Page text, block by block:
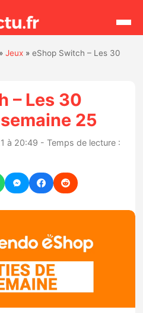
»Jeux »eShop Switch – Les 30
– Les 30
25
à 20:49 - Temps de lecture :